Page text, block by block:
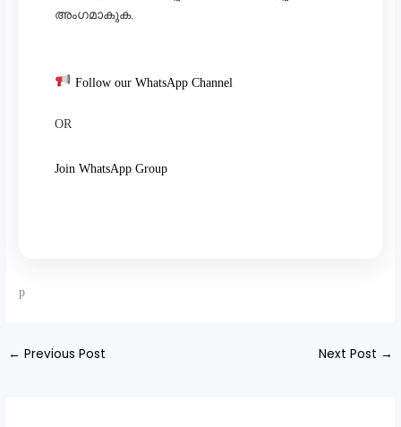
അംഗമാകുക.
Follow our WhatsApp Channel
OR
Join WhatsApp Group
p
← Previous Post Next Post →